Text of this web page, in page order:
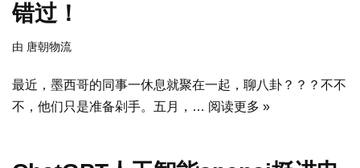
错过！
由 唐朝物流
最近，墨西哥的同事一休息就聚在一起，聊八卦？？？不不
不，他们只是准备剁手。五月，… 阅读更多 »